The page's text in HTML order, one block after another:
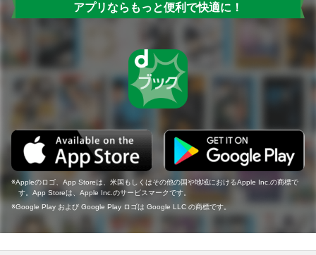
アプリならもっと便利で快適に！
Appleのロゴ、App Storeは、米国もしくはその他の国や地域におけるApple Inc.の商標で
す。App Storeは、Apple Inc.のサービスマークです。
Google Play および Google Play ロゴは Google LLC の商標です。